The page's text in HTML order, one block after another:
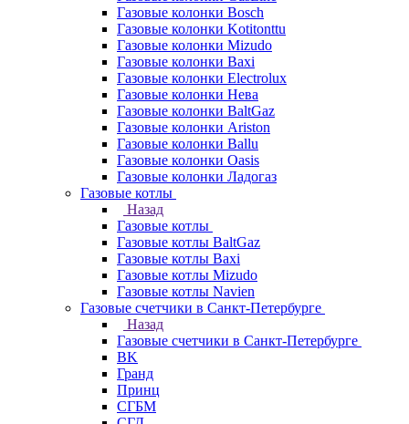
Газовые колонки Bosch
Газовые колонки Kotitonttu
Газовые колонки Mizudo
Газовые колонки Baxi
Газовые колонки Electrolux
Газовые колонки Нева
Газовые колонки BaltGaz
Газовые колонки Ariston
Газовые колонки Ballu
Газовые колонки Oasis
Газовые колонки Ладогаз
Газовые котлы
Назад
Газовые котлы
Газовые котлы BaltGaz
Газовые котлы Baxi
Газовые котлы Mizudo
Газовые котлы Navien
Газовые счетчики в Санкт-Петербурге
Назад
Газовые счетчики в Санкт-Петербурге
BK
Гранд
Принц
СГБМ